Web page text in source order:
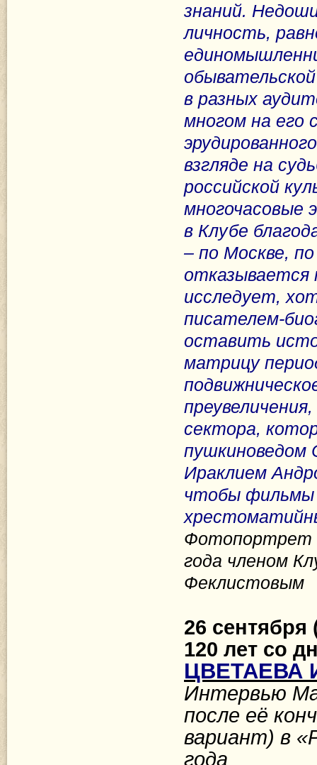
знаний.
личность,
в разных
многом на его
взгляде на
российской
многочасовые
в Клубе
– по Москве,
отказывается
исследует,
писателем-
оставить
матрицу
сектора,
пушкиноведом
Ираклием
чтобы фильмы
Фотопортрет
года членом
Феклистовым
26 сентября
120 лет со
ЦВЕТАЕВА
Интервью
после её
вариант) в
года